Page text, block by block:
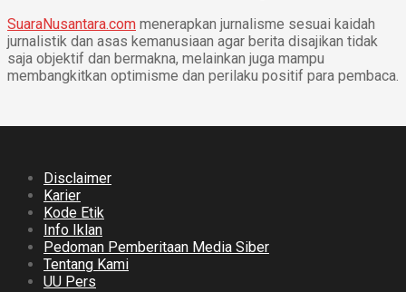
SuaraNusantara.com menerapkan jurnalisme sesuai kaidah
jurnalistik dan asas kemanusiaan agar berita disajikan tidak
saja objektif dan bermakna, melainkan juga mampu
membangkitkan optimisme dan perilaku positif para pembaca.
Disclaimer
Karier
Kode Etik
Info Iklan
Pedoman Pemberitaan Media Siber
Tentang Kami
UU Pers